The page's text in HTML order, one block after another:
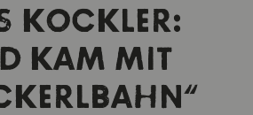
KOCKLER:
KAM MIT